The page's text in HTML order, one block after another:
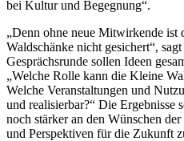
bei Kultur und Begegnung“.
„Denn ohne neue Mitwirkende ist
Waldschänke nicht gesichert“,
Gesprächsrunde sollen Ideen
„Welche Rolle kann die Kleine
Welche Veranstaltungen und
und realisierbar?“ Die Ergebnisse
noch stärker an den Wünschen
und Perspektiven für die Zukunft